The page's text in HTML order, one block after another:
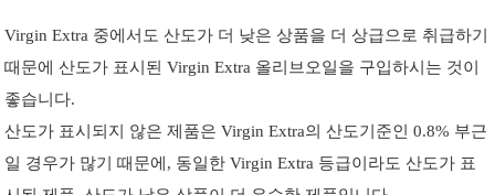
Virgin Extra 중에서도 산도가 더 낮은 상품을 더 상급으로 취급하기
때문에 산도가 표시된 Virgin Extra 올리브오일을 구입하시는 것이
좋습니다.
산도가 표시되지 않은 제품은 Virgin Extra의 산도기준인 0.8% 부근
일 경우가 많기 때문에, 동일한 Virgin Extra 등급이라도 산도가 표